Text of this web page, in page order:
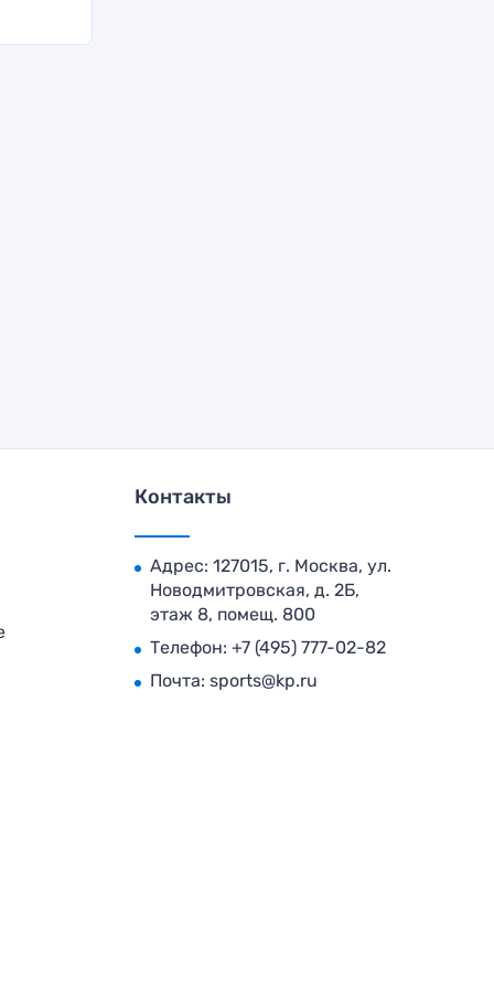
Контакты
Адрес: 127015, г. Москва, ул.
Новодмитровская, д. 2Б,
этаж 8, помещ. 800
Телефон: +7 (495) 777-02-82
Почта: sports@kp.ru